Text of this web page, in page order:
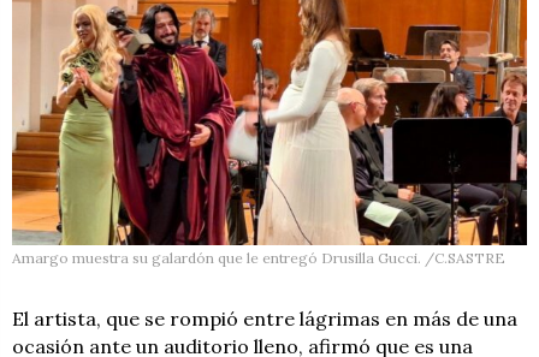
Amargo muestra su galardón que le entregó Drusilla Gucci. /C.SASTRE
El artista, que se rompió entre lágrimas en más de una
ocasión ante un auditorio lleno, afirmó que es una